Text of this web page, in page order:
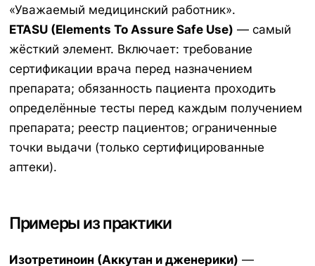
«Уважаемый медицинский работник».
ETASU (Elements To Assure Safe Use) — самый
жёсткий элемент. Включает: требование
сертификации врача перед назначением
препарата; обязанность пациента проходить
определённые тесты перед каждым получением
препарата; реестр пациентов; ограниченные
точки выдачи (только сертифицированные
аптеки).
Примеры из практики
Изотретиноин (Аккутан и дженерики) —